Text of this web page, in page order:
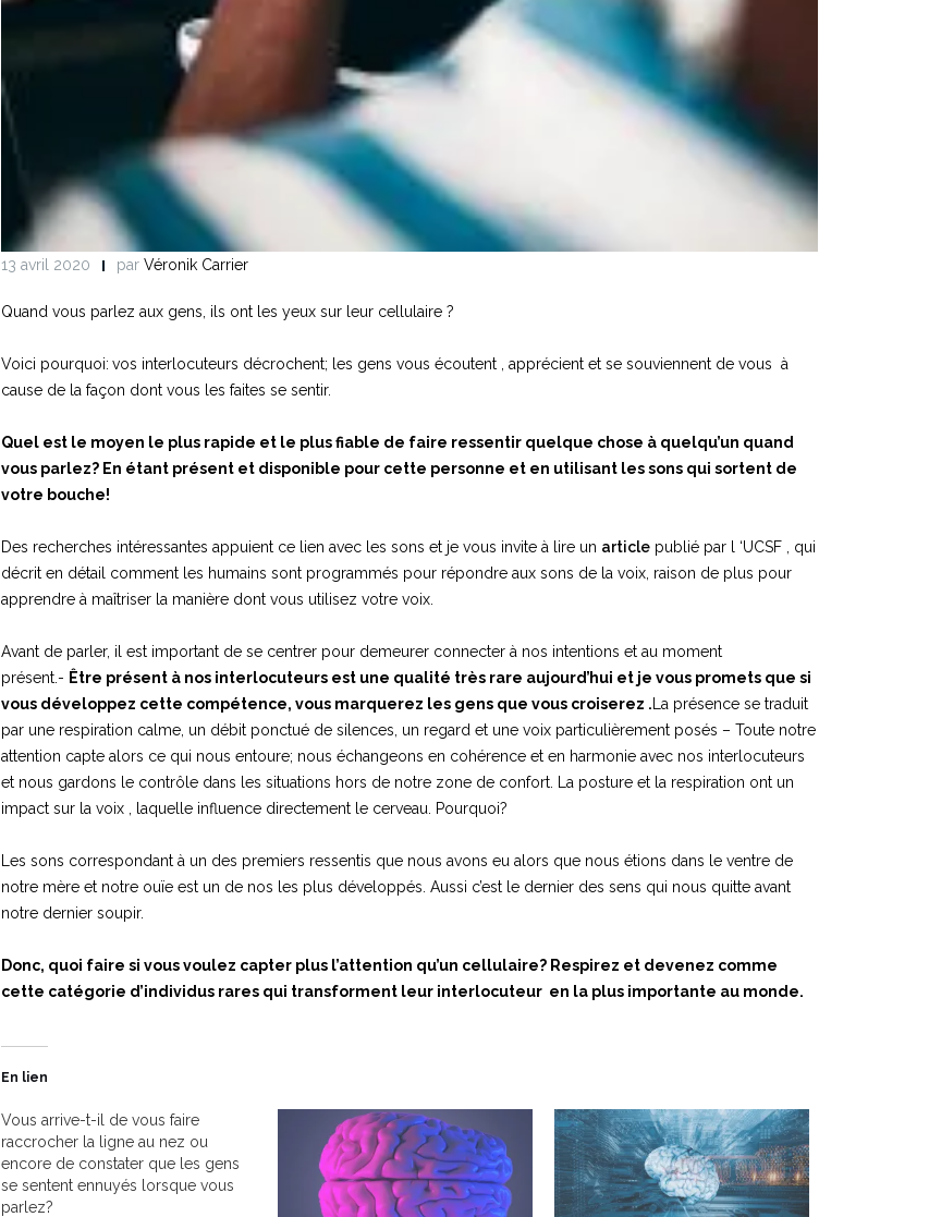
13 avril 2020 par Véronik Carrier
Quand vous parlez aux gens, ils ont les yeux sur leur cellulaire ?
Voici pourquoi: vos interlocuteurs décrochent; les gens vous écoutent , apprécient et se souviennent de vous à
cause de la façon dont vous les faites se sentir.
Quel est le moyen le plus rapide et le plus fiable de faire ressentir quelque chose à quelqu’un quand
vous parlez? En étant présent et disponible pour cette personne et en utilisant les sons qui sortent de
votre bouche!
Des recherches intéressantes appuient ce lien avec les sons et je vous invite à lire un article publié par l ‘UCSF , qui
décrit en détail comment les humains sont programmés pour répondre aux sons de la voix, raison de plus pour
apprendre à maîtriser la manière dont vous utilisez votre voix.
Avant de parler, il est important de se centrer pour demeurer connecter à nos intentions et au moment
présent.- Être présent à nos interlocuteurs est une qualité très rare aujourd’hui et je vous promets que si
vous développez cette compétence, vous marquerez les gens que vous croiserez . La présence se traduit
par une respiration calme, un débit ponctué de silences, un regard et une voix particulièrement posés – Toute notre
attention capte alors ce qui nous entoure; nous échangeons en cohérence et en harmonie avec nos interlocuteurs
et nous gardons le contrôle dans les situations hors de notre zone de confort. La posture et la respiration ont un
impact sur la voix , laquelle influence directement le cerveau. Pourquoi?
Les sons correspondant à un des premiers ressentis que nous avons eu alors que nous étions dans le ventre de
notre mère et notre ouïe est un de nos les plus développés. Aussi c’est le dernier des sens qui nous quitte avant
notre dernier soupir.
Donc, quoi faire si vous voulez capter plus l’attention qu’un cellulaire? Respirez et devenez comme
cette catégorie d’individus rares qui transforment leur interlocuteur en la plus importante au monde.
En lien
Vous arrive-t-il de vous faire
raccrocher la ligne au nez ou
encore de constater que les gens
se sentent ennuyés lorsque vous
parlez?